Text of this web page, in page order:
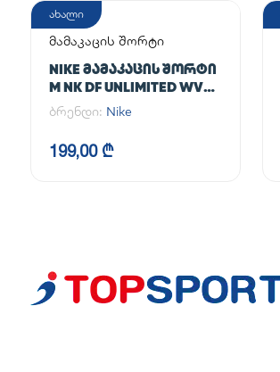
ახალი
მამაკაცის შორტი
NIKE ᲛᲐᲛᲐᲙᲐᲪᲘᲡ ᲨᲝᲠᲢᲘ
M NK DF UNLIMITED WVN
7IN UL
ბრენდი: Nike
199,00 ₾